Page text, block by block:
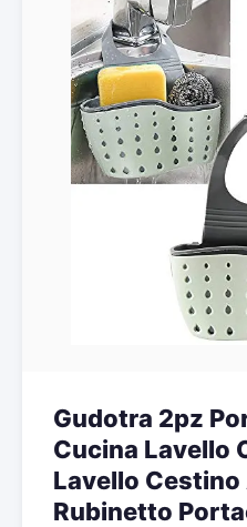
Gudotra 2pz
Cucina Lavello
Lavello Cestino
Rubinetto